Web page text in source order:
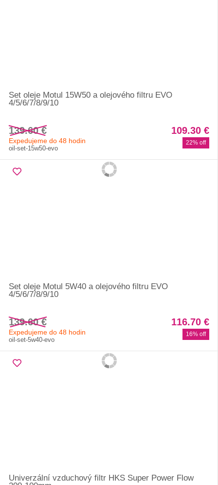
Set oleje Motul 15W50 a olejového filtru EVO
4/5/6/7/8/9/10
139.60 € 109.30 €
22% off
Expedujeme do 48 hodin
oil-set-15w50-evo
Set oleje Motul 5W40 a olejového filtru EVO
4/5/6/7/8/9/10
139.60 € 116.70 €
16% off
Expedujeme do 48 hodin
oil-set-5w40-evo
Univerzální vzduchový filtr HKS Super Power Flow